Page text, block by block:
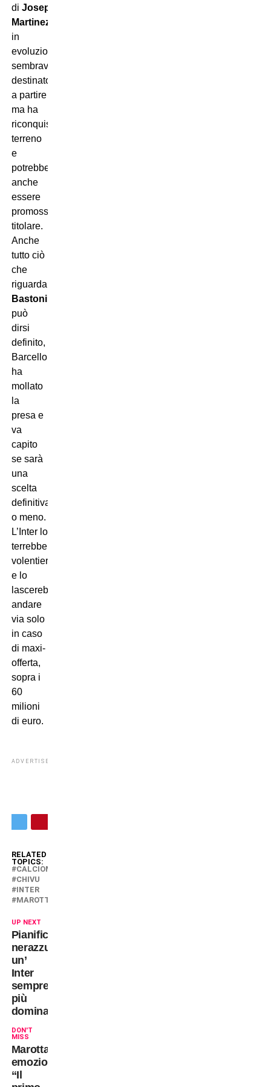
di Josep
Martinez
in
evoluzione:
sembrava
destinato
a partire
ma ha
riconquistato
terreno
e
potrebbe
anche
essere
promosso
titolare.
Anche
tutto ciò
che
riguarda
Bastoninon
può
dirsi
definito, il
Barcellona
ha
mollato
la
presa e
va
capito
se sarà
una
scelta
definitiva
o meno.
L’Inter lo
terrebbe
volentieri
e lo
lascerebbe
andare
via solo
in caso
di maxi-
offerta,
sopra i
60
milioni
di euro.
ADVERTISEMENT
RELATED
TOPICS:
CALCIOMERCATO
CHIVU
INTER
MAROTTA
UP NEXT
Pianificazione
nerazzurra:
un’
Inter
sempre
più
dominante
DON'T
MISS
Marotta
emozionato:
“Il